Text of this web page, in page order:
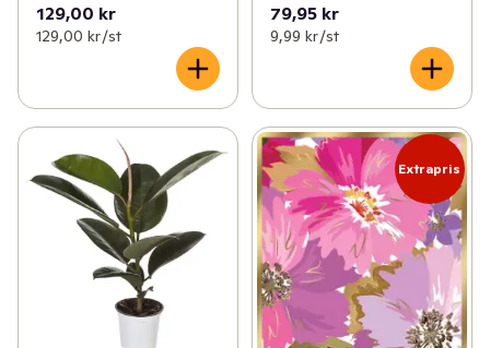
129,00 kr
129,00 kr /st
79,95 kr
9,99 kr /st
Extrapris